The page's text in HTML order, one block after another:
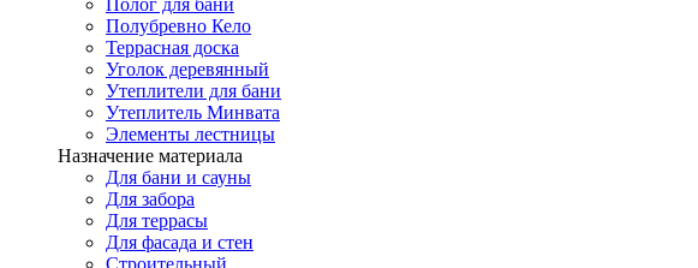
Полог для бани
Полубревно Кело
Террасная доска
Уголок деревянный
Утеплители для бани
Утеплитель Минвата
Элементы лестницы
Назначение материала
Для бани и сауны
Для забора
Для террасы
Для фасада и стен
Строительный